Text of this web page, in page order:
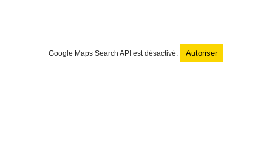
Google Maps Search API est désactivé. Autoriser